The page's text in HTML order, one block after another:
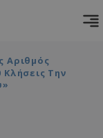
Αριθμός
Την